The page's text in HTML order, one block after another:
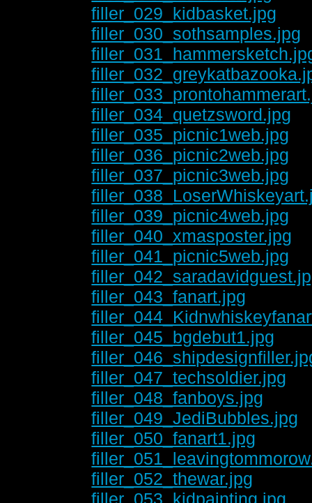
filler_029_kidbasket.jpg
filler_030_sothsamples.jpg
filler_034_quetzsword.jpg
filler_035_picnic1web.jpg
filler_036_picnic2web.jpg
filler_037_picnic3web.jpg
filler_039_picnic4web.jpg
filler_040_xmasposter.jpg
filler_041_picnic5web.jpg
filler_043_fanart.jpg
filler_045_bgdebut1.jpg
filler_047_techsoldier.jpg
filler_048_fanboys.jpg
filler_049_JediBubbles.jpg
filler_050_fanart1.jpg
filler_052_thewar.jpg
filler_053_kidpainting.jpg